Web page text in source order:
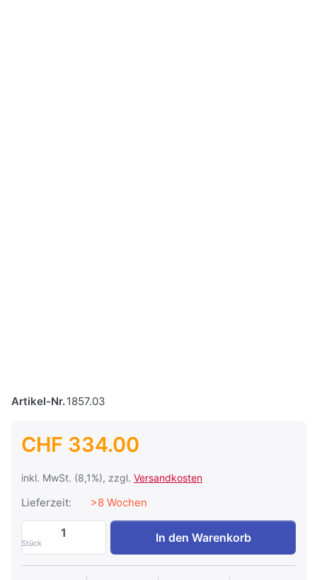
Artikel-Nr.1857.03
CHF 334.00
inkl. MwSt. (8,1%), zzgl. Versandkosten
Lieferzeit: >8 Wochen
Stück
Batterie Hoppecke Sun Power OPzV VR
In den Warenkorb